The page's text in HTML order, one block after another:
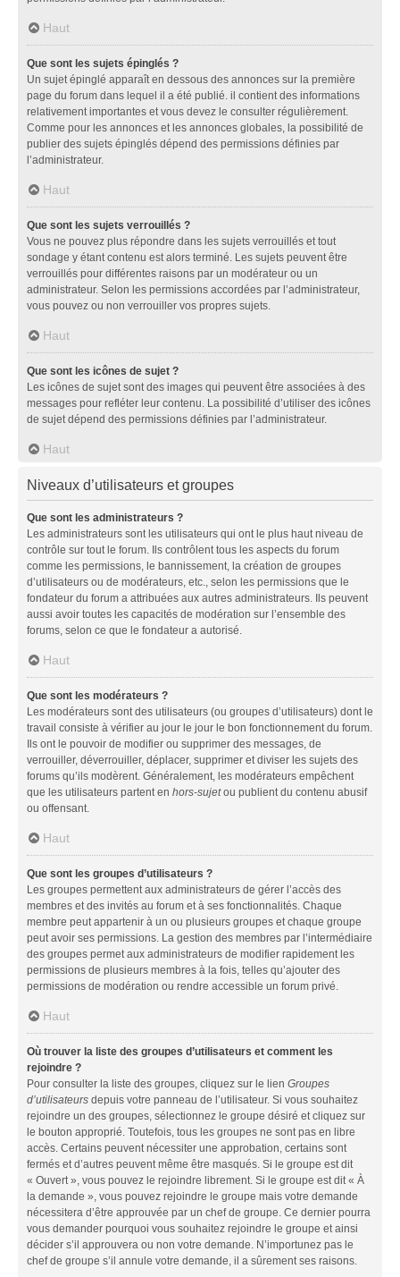
Haut
Que sont les sujets épinglés ?
Un sujet épinglé apparaît en dessous des annonces sur la première
page du forum dans lequel il a été publié. il contient des informations
relativement importantes et vous devez le consulter régulièrement.
Comme pour les annonces et les annonces globales, la possibilité de
publier des sujets épinglés dépend des permissions définies par
l’administrateur.
Haut
Que sont les sujets verrouillés ?
Vous ne pouvez plus répondre dans les sujets verrouillés et tout
sondage y étant contenu est alors terminé. Les sujets peuvent être
verrouillés pour différentes raisons par un modérateur ou un
administrateur. Selon les permissions accordées par l’administrateur,
vous pouvez ou non verrouiller vos propres sujets.
Haut
Que sont les icônes de sujet ?
Les icônes de sujet sont des images qui peuvent être associées à des
messages pour refléter leur contenu. La possibilité d’utiliser des icônes
de sujet dépend des permissions définies par l’administrateur.
Haut
Niveaux d’utilisateurs et groupes
Que sont les administrateurs ?
Les administrateurs sont les utilisateurs qui ont le plus haut niveau de
contrôle sur tout le forum. Ils contrôlent tous les aspects du forum
comme les permissions, le bannissement, la création de groupes
d’utilisateurs ou de modérateurs, etc., selon les permissions que le
fondateur du forum a attribuées aux autres administrateurs. Ils peuvent
aussi avoir toutes les capacités de modération sur l’ensemble des
forums, selon ce que le fondateur a autorisé.
Haut
Que sont les modérateurs ?
Les modérateurs sont des utilisateurs (ou groupes d’utilisateurs) dont le
travail consiste à vérifier au jour le jour le bon fonctionnement du forum.
Ils ont le pouvoir de modifier ou supprimer des messages, de
verrouiller, déverrouiller, déplacer, supprimer et diviser les sujets des
forums qu’ils modèrent. Généralement, les modérateurs empêchent
que les utilisateurs partent en hors-sujetou publient du contenu abusif
ou offensant.
Haut
Que sont les groupes d’utilisateurs ?
Les groupes permettent aux administrateurs de gérer l’accès des
membres et des invités au forum et à ses fonctionnalités. Chaque
membre peut appartenir à un ou plusieurs groupes et chaque groupe
peut avoir ses permissions. La gestion des membres par l’intermédiaire
des groupes permet aux administrateurs de modifier rapidement les
permissions de plusieurs membres à la fois, telles qu’ajouter des
permissions de modération ou rendre accessible un forum privé.
Haut
Où trouver la liste des groupes d’utilisateurs et comment les
rejoindre ?
Pour consulter la liste des groupes, cliquez sur le lien Groupes
d’utilisateurs depuis votre panneau de l’utilisateur. Si vous souhaitez
rejoindre un des groupes, sélectionnez le groupe désiré et cliquez sur
le bouton approprié. Toutefois, tous les groupes ne sont pas en libre
accès. Certains peuvent nécessiter une approbation, certains sont
fermés et d’autres peuvent même être masqués. Si le groupe est dit
« Ouvert », vous pouvez le rejoindre librement. Si le groupe est dit « À
la demande », vous pouvez rejoindre le groupe mais votre demande
nécessitera d’être approuvée par un chef de groupe. Ce dernier pourra
vous demander pourquoi vous souhaitez rejoindre le groupe et ainsi
décider s’il approuvera ou non votre demande. N’importunez pas le
chef de groupe s’il annule votre demande, il a sûrement ses raisons.